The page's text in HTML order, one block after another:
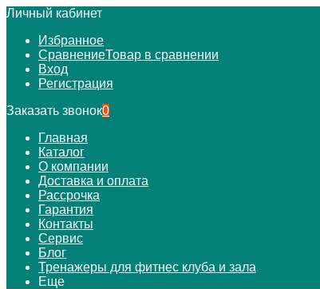
Личный кабинет
Избранное
СравнениеТовар в сравнении
Вход
Регистрация
Заказать звонок0
Главная
Каталог
О компании
Доставка и оплата
Рассрочка
Гарантия
Контакты
Сервис
Блог
Тренажеры для фитнес клуба и зала
Еще